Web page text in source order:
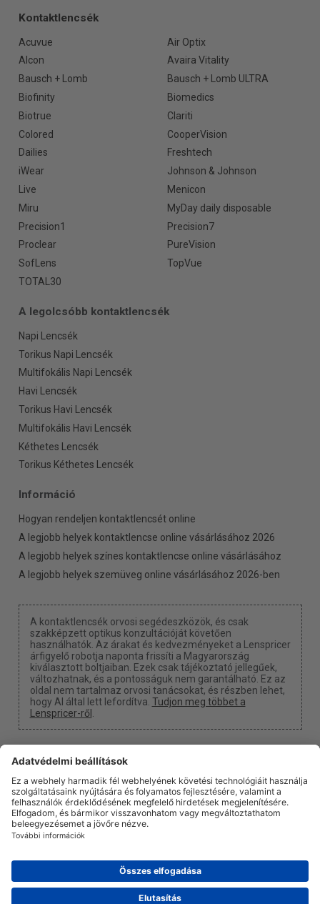
Kontaktlencsék
Acuvue
Air Optix
Alcon
Avaira Vitality
Bausch + Lomb
Bausch + Lomb ULTRA
Biofinity
Biomedics
Biotrue
Clariti
Colored
CooperVision
Dailies
Freshtech
iWear
Johnson & Johnson
Live
Menicon
Miru
MyDay daily disposable
Precision1
Precision7
Proclear
PureVision
SofLens
TopVue
TOTAL30
A legolcsóbb kontaktlencsék
Napi Lencsék
Torikus Napi Lencsék
Multifokális Napi Lencsék
Havi Lencsék
Torikus Havi Lencsék
Multifokális Havi Lencsék
Kéthetes Lencsék
Torikus Kéthetes Lencsék
Információ
Hogyan rendeljen kontaktlencsét online
A legjobb helyek kontaktlencse online vásárlásához 2026
A legjobb helyek színes kontaktlencse online vásárlásához
A legjobb helyek szemüveg online vásárlásához 2026-ben
A kontaktlencsék orvosi segédeszközök, és csak
szakképzett optikus konzultációját követően
használhatók. Az árakat és kedvezményeket a Lenspricer
árfigyelő robotja naponta frissíti a Magyarország
kiválasztott boltjaiban. Ezek csak tájékoztató jellegűek,
változhatnak, és a pontosságuk nem garantálható. Ez az
oldal nem tartalmaz orvosi tanácsokat, és részben lehet,
hogy AI által lett lefordítva. Tudjon meg többet a
Lenspricer-ről .
Süti beállítások
Kapunk egy jutalékot, ha a linkjeinken keresztül vásárol
RólunkHírekInformációAdatvédelmi politikaJogi
info@lenspricer.hu
DK44428156